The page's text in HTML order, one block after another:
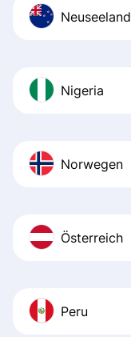
Neuseeland
Nigeria
Norwegen
Österreich
Peru